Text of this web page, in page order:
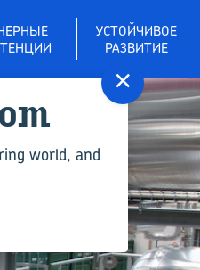
УСТОЙЧИВОЕ
РАЗВИТИЕ
×
world, and